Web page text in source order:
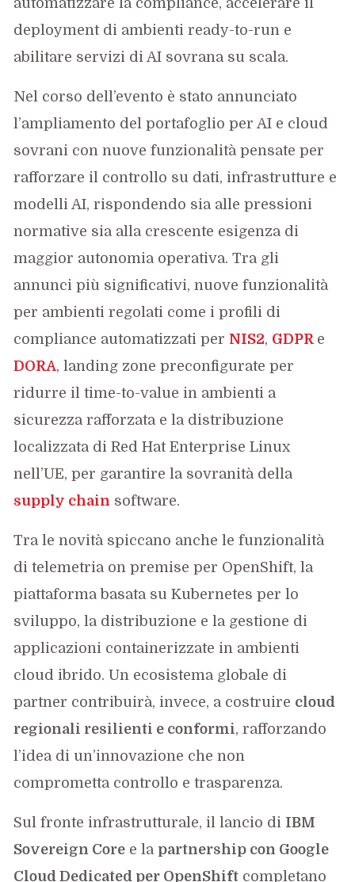
automatizzare la compliance, accelerare il
deployment di ambienti ready-to-run e
abilitare servizi di AI sovrana su scala.
Nel corso dell’evento è stato annunciato
l’ampliamento del portafoglio per AI e cloud
sovrani con nuove funzionalità pensate per
rafforzare il controllo su dati, infrastrutture e
modelli AI, rispondendo sia alle pressioni
normative sia alla crescente esigenza di
maggior autonomia operativa. Tra gli
annunci più significativi, nuove funzionalità
per ambienti regolati come i profili di
compliance automatizzati per NIS2, GDPR e
DORA, landing zone preconfigurate per
ridurre il time-to-value in ambienti a
sicurezza rafforzata e la distribuzione
localizzata di Red Hat Enterprise Linux
nell’UE, per garantire la sovranità della
supply chain software.
Tra le novità spiccano anche le funzionalità
di telemetria on premise per OpenShift, la
piattaforma basata su Kubernetes per lo
sviluppo, la distribuzione e la gestione di
applicazioni containerizzate in ambienti
cloud ibrido. Un ecosistema globale di
partner contribuirà, invece, a costruire cloud
regionali resilienti e conformi, rafforzando
l’idea di un’innovazione che non
comprometta controllo e trasparenza.
Sul fronte infrastrutturale, il lancio di IBM
Sovereign Core e la partnership con Google
Cloud Dedicated per OpenShift completano